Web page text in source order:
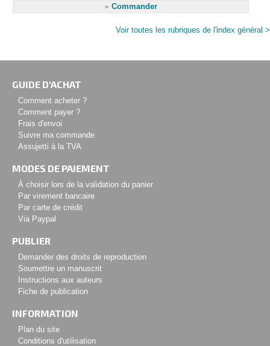
» Commander
Voir toutes les rubriques de l'index général >
GUIDE D'ACHAT
Comment acheter ?
Comment payer ?
Frais d'envoi
Suivre ma commande
Assujetti à la TVA
MODES DE PAIEMENT
À choisir lors de la validation du panier
Par virement bancaire
Par carte de crédit
Via Paypal
PUBLIER
Demander des droits de reproduction
Soumettre un manuscrit
Instructions aux auteurs
Fiche de publication
INFORMATION
Plan du site
Conditions d'utilisation